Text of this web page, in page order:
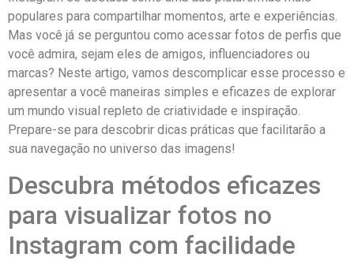
populares para⁢ compartilhar momentos, arte e experiências.
Mas você já⁢ se perguntou como acessar fotos de ‍perfis que
você​ admira, sejam eles de amigos, influenciadores ou⁢
marcas? Neste artigo, vamos descomplicar esse processo‌ e‍
apresentar a ⁤você maneiras simples​ e eficazes de explorar
um mundo ⁣visual repleto de criatividade e inspiração.⁣
Prepare-se para descobrir dicas práticas que facilitarão a
sua navegação⁣ no universo​ das imagens!
Descubra métodos ‍eficazes
para visualizar fotos no
Instagram com facilidade